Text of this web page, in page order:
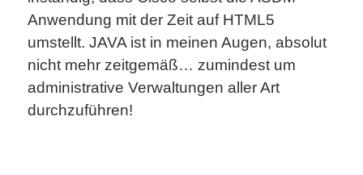
Anwendung mit der Zeit auf HTML5
umstellt. JAVA ist in meinen Augen, absolut
nicht mehr zeitgemäß… zumindest um
administrative Verwaltungen aller Art
durchzuführen!